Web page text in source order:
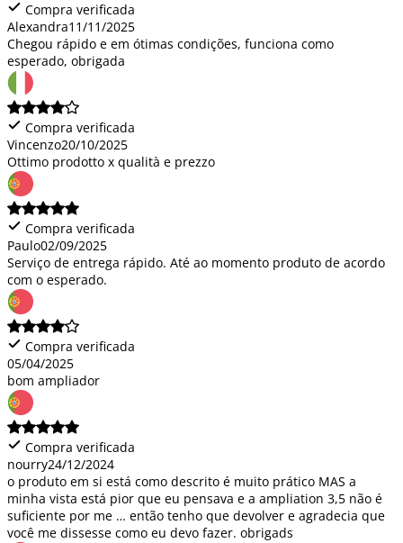
Compra verificada
Alexandra11/11/2025
Chegou rápido e em ótimas condições, funciona como
esperado, obrigada
Compra verificada
Vincenzo20/10/2025
Ottimo prodotto x qualità e prezzo
Compra verificada
Paulo02/09/2025
Serviço de entrega rápido. Até ao momento produto de acordo
com o esperado.
Compra verificada
05/04/2025
bom ampliador
Compra verificada
nourry24/12/2024
o produto em si está como descrito é muito prático MAS a
minha vista está pior que eu pensava e a ampliation 3,5 não é
suficiente por me … então tenho que devolver e agradecia que
você me dissesse como eu devo fazer. obrigads